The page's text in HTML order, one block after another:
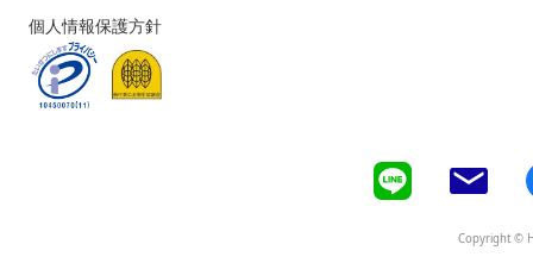
個人情報保護方針
Copyright ©